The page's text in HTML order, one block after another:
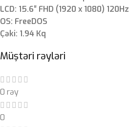
LCD: 15.6″ FHD (1920 x 1080) 120Hz
OS: FreeDOS
Çəki: 1.94 Kq
Müştəri rəyləri
0 rəy
0